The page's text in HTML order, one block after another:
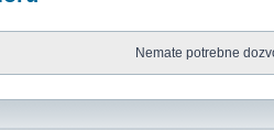
Nemate potrebne